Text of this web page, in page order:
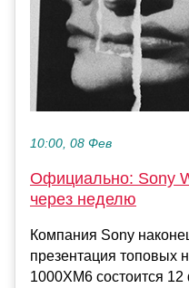
10:00, 08 Фев
Официально: Sony
через неделю
Компания Sony
презентация топовых
1000XM6 состоится